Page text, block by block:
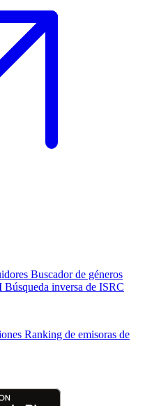
Buscador de géneros
Búsqueda inversa de ISRC
Ranking de emisoras de